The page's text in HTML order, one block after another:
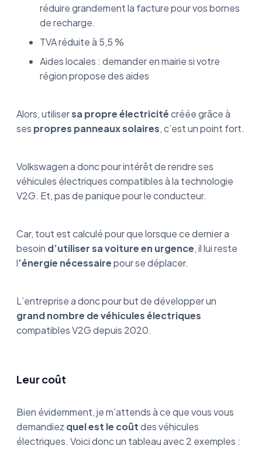
réduire grandement la facture pour vos bornes
de recharge.
TVA réduite à 5,5 %
Aides locales : demander en mairie si votre
région propose des aides
Alors, utilisersa propre électricitécréée grâce à
ses propres panneaux solaires, c’est un point fort.
Volkswagen a donc pour intérêt de rendre ses
véhicules électriques compatibles à la technologie
V2G. Et, pas de panique pour le conducteur.
Car, tout est calculé pour que lorsque ce dernier a
besoin d’utiliser sa voiture en urgence, il lui reste
l’énergie nécessairepour se déplacer.
L’entreprise a donc pour but de développer un
grand nombre de véhicules électriques
compatibles V2G depuis 2020.
Leur coût
Bien évidemment, je m’attends à ce que vous vous
demandiez quel est le coûtdes véhicules
électriques. Voici donc un tableau avec 2 exemples :